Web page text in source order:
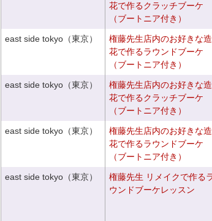
花で作るクラッチブーケ
（ブートニア付き）
east side tokyo（東京）
権藤先生店内のお好きな造
花で作るラウンドブーケ
（ブートニア付き）
east side tokyo（東京）
権藤先生店内のお好きな造
花で作るクラッチブーケ
（ブートニア付き）
east side tokyo（東京）
権藤先生店内のお好きな造
花で作るラウンドブーケ
（ブートニア付き）
east side tokyo（東京）
権藤先生 リメイクで作る
ウンドブーケレッスン